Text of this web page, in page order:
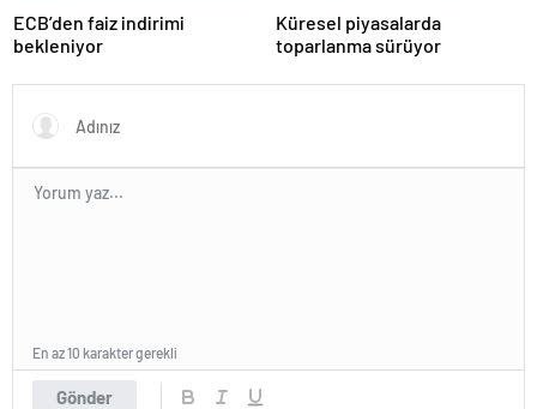
ECB’den faiz indirimi
bekleniyor
Küresel piyasalarda
toparlanma sürüyor
Gönder
En az 10 karakter gerekli